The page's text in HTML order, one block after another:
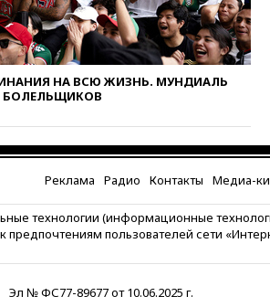
вчера, 18:39Два человека
погибли в результате удара
ВСУ по многоэтажке в Керчи
вчера, 18:25 Беспилотник
атаковал турецкий сухогруз у
Китая и России вырос в этом
году более чем на четверть
вчера, 17:55Мужчина получил
ранения при атаке дрона на
Белгородскую область
вчера, 17:48Bloomberg:
проверить самолеты Boeing на
НА ВСЮ ЖИЗНЬ. МУНДИАЛЬ
БОЛЕЛЬЩИКОВ
Реклама Радио Контакты Медиа-
технологии (информационные
пользователей сети
Эл № ФС77-89677 от 10.06.2025 г.